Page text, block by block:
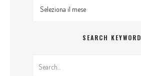
Search By Date
SEARCH KEYWORD